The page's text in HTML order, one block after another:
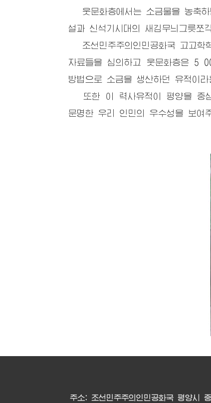
웃문화층에서는 소금물을 농축하
설과 신석기시대의 새김무늬그릇쪼
조선민주주의인민공화국 고고학
자료들을 심의하고 웃문화층은 5
방법으로 소금을 생산하던 유적이라
또한 이 력사유적이 평양을 중심
문명한 우리 인민의 우수성을 보여
주소: 조선민주주의인민공화국 평양시